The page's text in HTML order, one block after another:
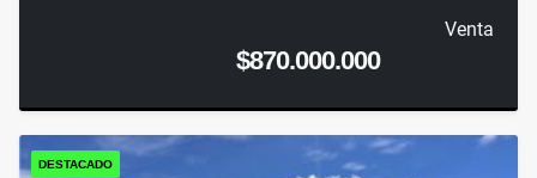
Venta
$870.000.000
DESTACADO